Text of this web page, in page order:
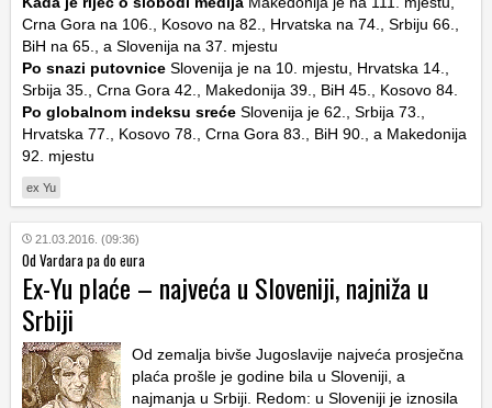
Crna Gora na 106., Kosovo na 82., Hrvatska na 74., Srbiju 66.,
BiH na 65., a Slovenija na 37. mjestu
Po snazi putovnice Slovenija je na 10. mjestu, Hrvatska 14.,
Srbija 35., Crna Gora 42., Makedonija 39., BiH 45., Kosovo 84.
Po globalnom indeksu sreće Slovenija je 62., Srbija 73.,
Hrvatska 77., Kosovo 78., Crna Gora 83., BiH 90., a Makedonija
92. mjestu
ex Yu
21.03.2016. (09:36)
Od Vardara pa do eura
Ex-Yu plaće – najveća u Sloveniji, najniža u
Srbiji
Od zemalja bivše Jugoslavije najveća prosječna
plaća prošle je godine bila u Sloveniji, a
najmanja u Srbiji. Redom: u Sloveniji je iznosila